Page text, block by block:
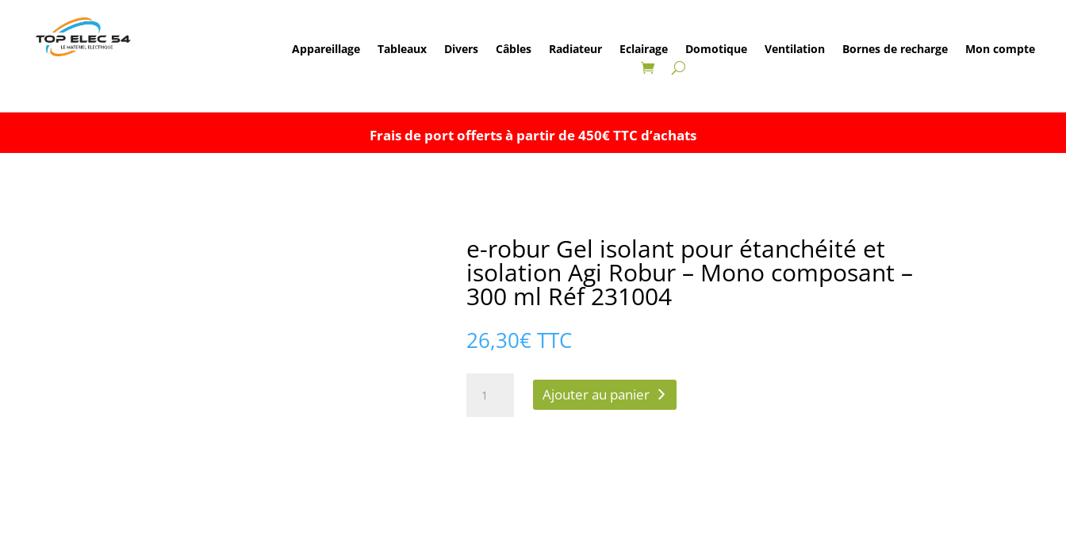
Appareillage Tableaux Divers Câbles Radiateur Eclairage Domotique Ventilation Bornes de recharge Mon compte
Frais de port offerts à partir de 450€ TTC d’achats
e-robur Gel isolant pour étanchéité et
isolation Agi Robur – Mono composant –
300 ml Réf 231004
26,30€TTC
Ajouter au panier